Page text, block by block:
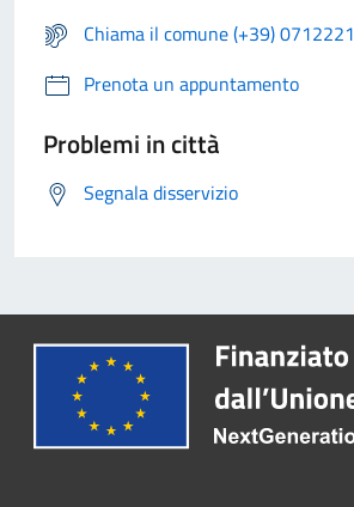
Chiama il comune (+39) 0712221
Prenota un appuntamento
Problemi in città
Segnala disservizio